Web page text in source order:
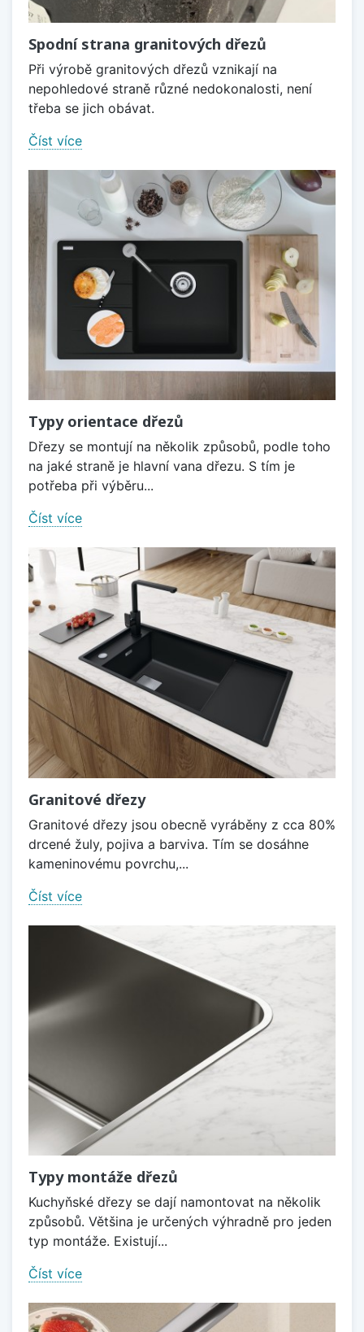
Spodní strana granitových dřezů
Při výrobě granitových dřezů vznikají na
nepohledové straně různé nedokonalosti, není
třeba se jich obávat.
Číst více
Typy orientace dřezů
Dřezy se montují na několik způsobů, podle toho
na jaké straně je hlavní vana dřezu. S tím je
potřeba při výběru...
Číst více
Granitové dřezy
Granitové dřezy jsou obecně vyráběny z cca 80%
drcené žuly, pojiva a barviva. Tím se dosáhne
kameninovému povrchu,...
Číst více
Typy montáže dřezů
Kuchyňské dřezy se dají namontovat na několik
způsobů. Většina je určených výhradně pro jeden
typ montáže. Existují...
Číst více